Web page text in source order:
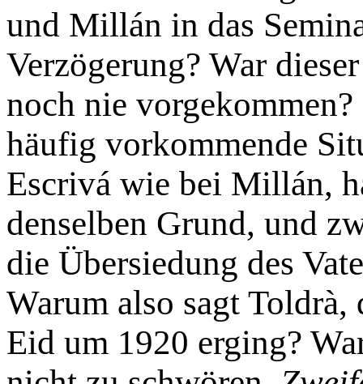
und Millán in das
Verzögerung? War
noch nie
häufig vorkommende
Escrivá wie bei Millán,
denselben Grund, und
die Übersiedung des
Warum also sagt
Eid um 1920 erging?